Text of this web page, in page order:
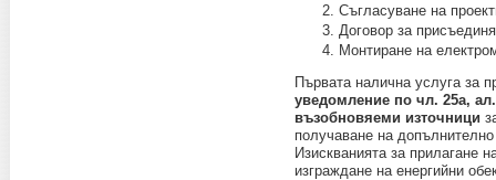
Съгласуване на
Договор за
Монтиране на
Първата налична услуга за
уведомление по чл. 25а,
възобновяеми източници
получаване на
Изискванията за прилагане
изграждане на енергийни